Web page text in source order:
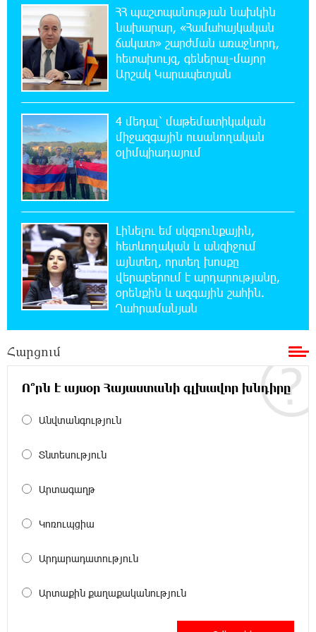
19:42:39 6-08-2026
Վրաստանում պետական ​​պաշտոնյային
կաշառելու փորձի համար քաղաքացի է
ձերբակալվել
19:25:15 6-08-2026
ՌԴ-ն պատրաստ է շարունակել Հայաստանի
երկաթուղիների կոնցեսիոն կառավարումը.
Օվերչուկ
19:07:40 6-08-2026
Հայաստանի բնակչության թիվը շուրջ 7
հազարով ավելացել է
18:49:45 6-08-2026
Իսրայելի ՊԲ-ն հարձակվել է Լիբանանում
«Հըզբոլլահ»-ի հրամանատարական կետերի
և պահեստների վրա
համաձայնության են եկել Յան Դիոմանդեի
տրանսֆերի վերաբերյալ
18:19:28 6-08-2026
առաջարկում է պահանջարկ չունեցող
մասնագիտություններ. Ատոմ Մխիթարյան
ազգային ողբերգություն է․ Ավետիք
Չպետք է լռել, պետք է խոսել Բաքվի ռեժիմի
ՀՀ պաշտպանության նախկին
նախարար, «Համահայկական
ճակատ» շարժման առաջնորդ,
հետախույզ, գեներալ-մայոր
Արշակ Կարապետյան
4 մեդալ՝ մաթեմատիկական
միջազգային ուսանողական
օլիմպիադայում
Լինելու եմ սկզբունքային,
հետևողական և անզիջում
այնտեղ, որտեղ խոսքը
վերաբերում է արդարությանը,
օրենքին և ազգային շահին.
Ղահրամանյան
Հարցում
Ո՞րն է այսօր Հայաստանի գլխավոր խնդիրը
Անվտանգություն
Տնտեսություն
Արտագաղթ
Կոռուպցիա
Արդարադատություն
Արտաքին քաղաքականություն